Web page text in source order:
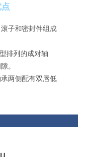
子和密封件组成
排列的成对轴
。
两侧配有双唇低